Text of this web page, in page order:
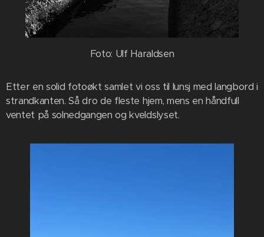
Foto: Ulf Haraldsen
Etter en solid fotoøkt samlet vi oss til lunsj med langbord i
strandkanten. Så dro de fleste hjem, mens en håndfull
ventet på solnedgangen og kveldslyset.